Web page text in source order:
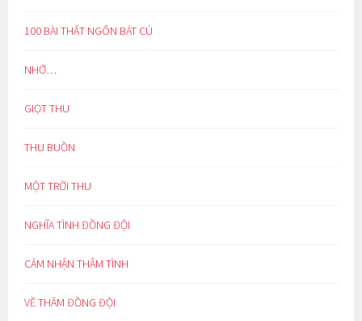
100 BÀI THẤT NGÔN BÁT CÚ
NHỚ…
GIỌT THU
THU BUỒN
MỘT TRỜI THU
NGHĨA TÌNH ĐỒNG ĐỘI
CẢM NHẬN THÂM TÌNH
VỀ THĂM ĐỒNG ĐỘI